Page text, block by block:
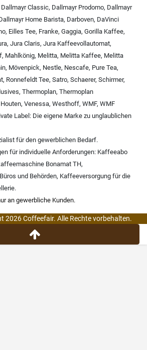
Dallmayr Classic, Dallmayr Prodomo, Dallmayr
Home Barista, Darboven, DaVinci
, Eilles Tee, Franke, Gaggia, Gorilla Kaffee,
, Jura Claris, Jura Kaffeevollautomat,
, Mahlkönig, Melitta, Melitta Kaffee, Melitta
, Mövenpick, Nestle, Nescafe, Pure Tea,
, Ronnefeldt Tee, Satro, Schaerer, Schirmer,
, Thermoplan, Thermoplan
, Venessa, Westhoff, WMF, WMF
Label: Die eigene Marke zu unglaublichen
für den gewerblichen Bedarf.
für individuelle Anforderungen: Kaffeeabo
Bonamat TH,
und Behörden, Kaffeeversorgung für die
.
an gewerbliche Kunden.
2026 Coffeefair. Alle Rechte vorbehalten.